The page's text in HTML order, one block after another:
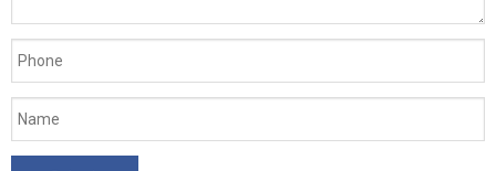
Khít
Cho
Nam
AD45B